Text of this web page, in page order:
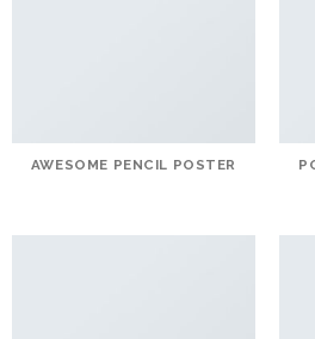
AWESOME PENCIL POSTER